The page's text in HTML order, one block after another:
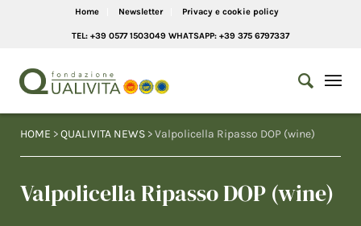
Home Newsletter Privacy e cookie policy
TEL: +39 0577 1503049 WHATSAPP: +39 375 6797337
HOME >QUALIVITA NEWS > Valpolicella Ripasso DOP (wine)
Valpolicella Ripasso DOP (wine)